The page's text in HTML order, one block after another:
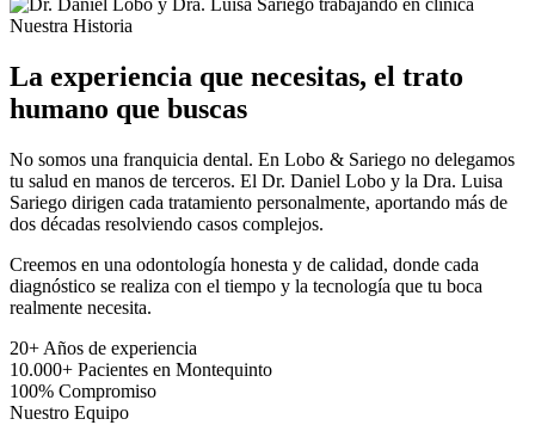
Nuestra Historia
La experiencia que necesitas, el trato
humano que buscas
No somos una franquicia dental. En Lobo & Sariego no delegamos
tu salud en manos de terceros. El Dr. Daniel Lobo y la Dra. Luisa
Sariego dirigen cada tratamiento personalmente, aportando más de
dos décadas resolviendo casos complejos.
Creemos en una odontología honesta y de calidad, donde cada
diagnóstico se realiza con el tiempo y la tecnología que tu boca
realmente necesita.
20+ Años de experiencia
10.000+ Pacientes en Montequinto
100% Compromiso
Nuestro Equipo